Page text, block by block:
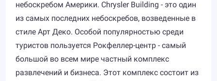
небоскребом Америки. Chrysler Building - это один
из самых последних небоскребов, возведенные в
стиле Арт Деко. Особой популярностью среди
туристов пользуется Рокфеллер-центр - самый
большой во всем мире частный комплекс
развлечений и бизнеса. Этот комплекс состоит из